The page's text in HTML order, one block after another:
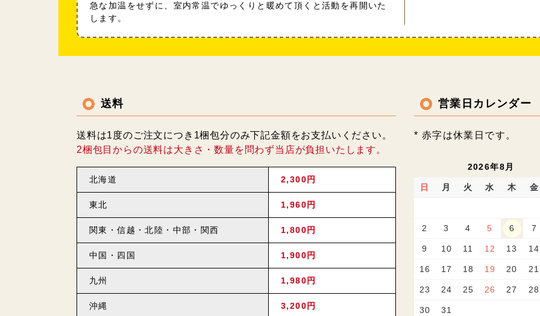
急な加温をせずに、室内常温でゆっくりと暖めて頂くと活動を再開いた
します。
送料
送料は1度のご注文につき1梱包分のみ下記金額をお支払いください。
2梱包目からの送料は大きさ・数量を問わず当店が負担いたします。
北海道 2,300円
東北 1,960円
関東・信越・北陸・中部・関西 1,800円
中国・四国 1,900円
九州 1,980円
沖縄 3,200円
営業日カレンダー
* 赤字は休業日です。
2026年8月
日 月 火 水 木 金
2 3 4 5 6 7
9 10 11 12 13 14
16 17 18 19 20 21
23 24 25 26 27 28
30 31